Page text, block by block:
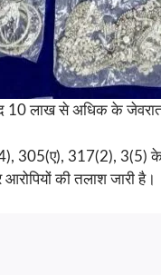
10 लाख से अधिक के
305(ए), 317(2), 3(5)
की तलाश जारी है।